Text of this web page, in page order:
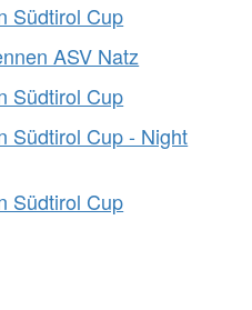
Südtirol Cup
ASV Natz
Südtirol Cup
Südtirol Cup - Night
Südtirol Cup